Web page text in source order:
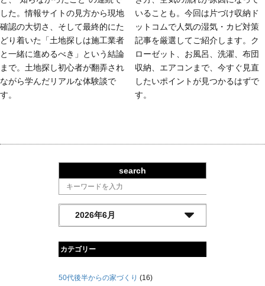
した。情報サイトの見方から現地
確認の大切さ、そして最終的にた
どり着いた「土地探しは施工業者
と一緒に進めるべき」という結論
まで。土地探し初心者が翻弄され
ながら学んだリアルな体験談で
す。
いることも。今回は片づけ収納ド
ットコムで人気の湿気・カビ対策
記事を厳選してご紹介します。ク
ローゼット、お風呂、洗濯、布団
収納、エアコンまで、今すぐ見直
したいポイントが見つかるはずで
す。
search
カテゴリー
50代後半からの家づくり (16)